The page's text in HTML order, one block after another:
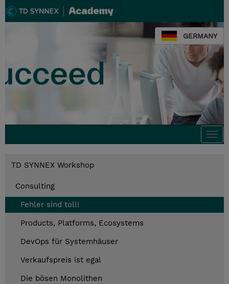
GERMANY
TD SYNNEX Workshop
Consulting
Fehler sind toll!
Products, Platforms, Ecosystems
DevOps für Systemhäuser
Verkaufspreis ist egal
Die bösen Monolithen